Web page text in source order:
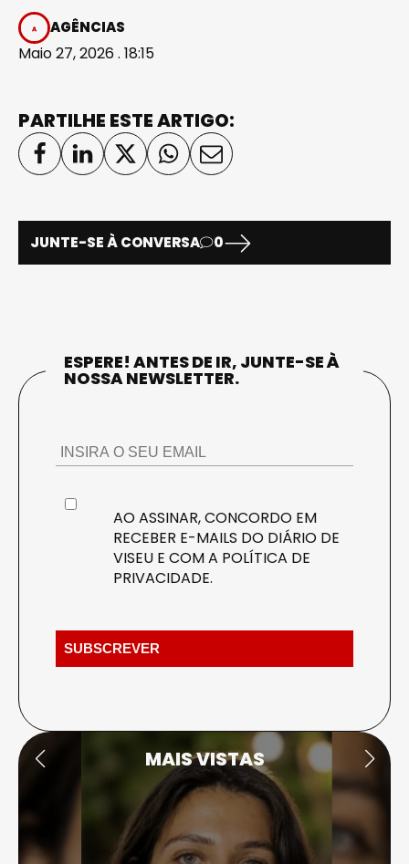
AGÊNCIAS
Maio 27, 2026 . 18:15
PARTILHE ESTE ARTIGO:
JUNTE-SE À CONVERSA 0
ESPERE! ANTES DE IR, JUNTE-SE À
NOSSA NEWSLETTER.
AO ASSINAR, CONCORDO EM
RECEBER E-MAILS DO DIÁRIO DE
VISEU E COM A POLÍTICA DE
PRIVACIDADE.
MAIS VISTAS